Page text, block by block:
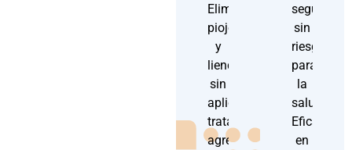
Eliminamos
piojos
y
liendres
sin
aplicar
tratamientos
agresivos.
seguro,
sin
riesgos
para
la
salud.
Eficaz
en